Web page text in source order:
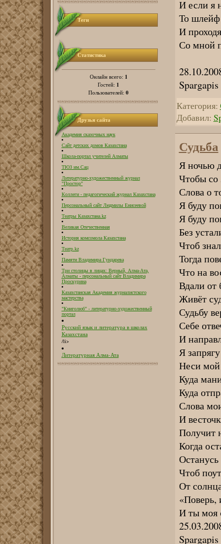
Теги
Статистика
Онлайн всего: 1
Гостей: 1
Пользователей: 0
Друзья сайта
Академия сказочных наук
Сайт детских домов Казахстана
Школа-портал учителей Алматы
ТЮЗ им.Сац
Литературно-художественный журнал
"Простор"
Коллеги - педагогический журнал Казахстана
Персональный сайт Людмилы Енисеевой
Театры Казахстана.kz
Великая Отечественная
История комсомола Казахстана
Театр.kz
Памяти Владимира Гундарева
Три столицы в лицах: Верный, Алма-Ата,
Алматы - персональный сайт Владимира
Проскурина
Казахстанская Академия журналистского
мастерства
"Книголюб" - литературно-художественный
портал
Русский язык и литература в школах
Казахстана
/li>
Литературная Алма-Ата
И если я
То шлейф
И
Со мной
Spargapis
Категория:
Добавил:
Судьба
Я ночью
Чтобы со
Слова о
Я буду
Я буду
Без
Чтоб
Тогда
Что на
Вдали от
Живёт
Судьбу
Себе
И
Я
Неси мой
Куда
Куда
Слова
И
Получит
Когда
Чтоб
От
«Поверь,
И ты моя
Spargapis